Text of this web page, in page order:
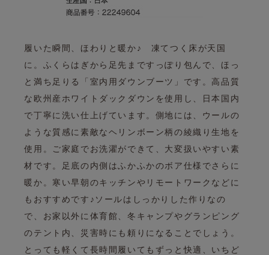
履いた瞬間、ほわりと暖か♪ 凍てつく床が天国
に。 ふくらはぎから足先まですっぽり包んで、ほっ
と満ち足りる「室内用ダウンブーツ」です。 高品質
な欧州産ホワイトダックダウンを使用し、日本国内
で丁寧に洗い仕上げています。 側地には、ウールの
ような質感に素敵なヘリンボーン柄の綾織り生地を
使用。
ご家庭でお洗濯ができて、大変扱いやすい素
材です。
足底の内側はふかふかのボア仕様でさらに
暖か。 寒い早朝のキッチンやリモートワークなどに
もおすすめです♪ ソールはしっかりした作りなの
で、お家以外に体育館、冬キャンプやグランピング
のテント内、災害時にも頼りになることでしょう。
とっても軽くて長時間履いてもずっと快適、いちど